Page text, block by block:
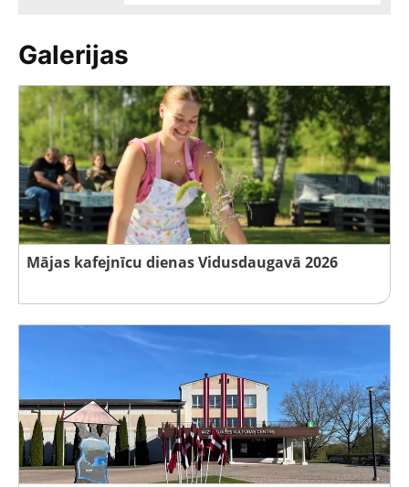
Galerijas
Mājas kafejnīcu dienas Vidusdaugavā 2026